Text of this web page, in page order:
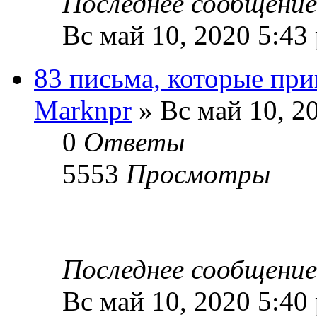
Вс май 10, 2020 5:43
83 письма, которые
Marknpr » Вс май 10,
0 Ответы
5553 Просмотры
Последнее
Вс май 10, 2020 5:40